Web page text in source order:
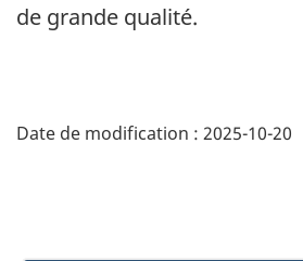
de grande qualité.
Date de modification : 2025-10-20